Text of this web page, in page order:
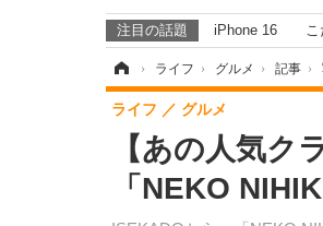
注目の話題 iPhone 16
› ライフ › グルメ › 記事 ›
【あの人気ク
「NEKO
ライフ グルメ